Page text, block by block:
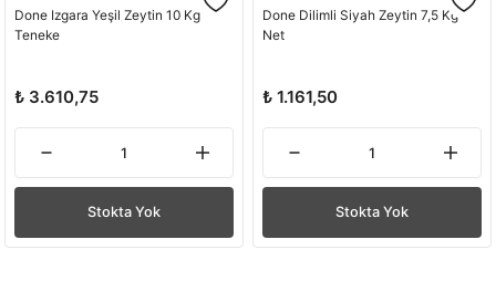
Done Izgara Yeşil Zeytin 10 Kg
Teneke
₺ 3.610,75
Stokta Yok
Done Dilimli Siyah Zeytin 7,5 Kg
Net
₺ 1.161,50
Stokta Yok